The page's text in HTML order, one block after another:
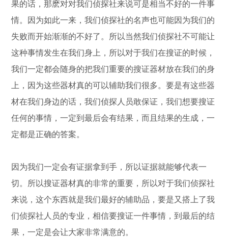
果的话，那麽对对我们侦探社来说可是相当不好的一件事
情。因为如此一来，我们侦探社的名声也可能因为我们的
失败而开始渐渐的不好了。所以当然我们侦探社不可能让
这种事情发生在我们身上，所以对于我们在搜证的时候，
我们一定都会随身的把我们重要的搜证器材放在我们的身
上，因为这些器材真的可以辅助我们很多。要是有这些器
材在我们身边的话，我们侦探人员敢保证，我们想要搜证
任何的事情，一定到最后会有结果，而且结果的生成，一
定都是正确的答案。
因为我们一定会有证据拿到手，所以证据就能够代表一
切。所以搜证器材真的非常的重要，所以对于我们侦探社
来说，这个东西就是我们最好的辅助品，要是又搭上了我
们侦探社人员的专业，相信要搜证一件事情，到最后的结
果，一定是会让大家非常满意的。